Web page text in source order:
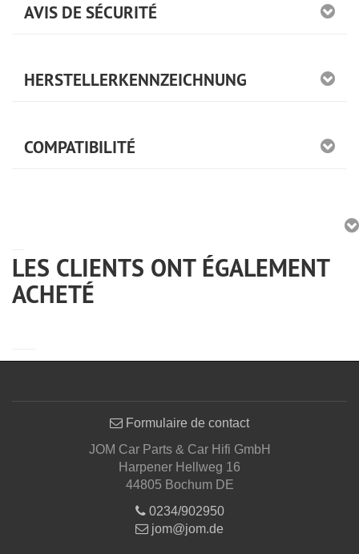
AVIS DE SÉCURITÉ
HERSTELLERKENNZEICHNUNG
COMPATIBILITÉ
LES CLIENTS ONT ÉGALEMENT
ACHETÉ
Formulaire de contact
JOM Car Parts & Car Hifi GmbH
Harpener Hellweg 16
44805 Bochum DE
0234/902950
jom@jom.de